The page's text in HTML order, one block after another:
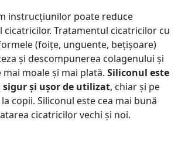
instrucțiunilor poate reduce
cicatricilor. Tratamentul cicatricilor cu
(foițe, unguente, bețișoare)
și descompunerea colagenului și
moale și mai plată. Siliconul este
și ușor de utilizat, chiar și pe
copii. Siliconul este cea mai bună
cicatricilor vechi și noi.